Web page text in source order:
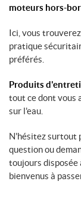
moteurs hors-
Ici, vous
pratique
préférés.
Produits
tout ce dont vous
sur l'eau.
N'hésitez surtout
question ou
toujours disposée
bienvenus à